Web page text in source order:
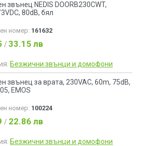
звънец NEDIS DOORB230CWT,
80dB, бял
номер: 161632
/ 33.15 лв
Безжични звънци и домофони
звънец за врата, 230VAC, 60m, 75dB,
EMOS
номер: 100224
/ 22.86 лв
Безжични звънци и домофони